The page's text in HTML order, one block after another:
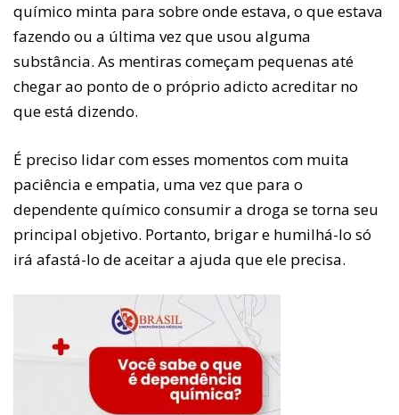
químico minta para sobre onde estava, o que estava
fazendo ou a última vez que usou alguma
substância. As mentiras começam pequenas até
chegar ao ponto de o próprio adicto acreditar no
que está dizendo.
É preciso lidar com esses momentos com muita
paciência e empatia, uma vez que para o
dependente químico consumir a droga se torna seu
principal objetivo. Portanto, brigar e humilhá-lo só
irá afastá-lo de aceitar a ajuda que ele precisa.